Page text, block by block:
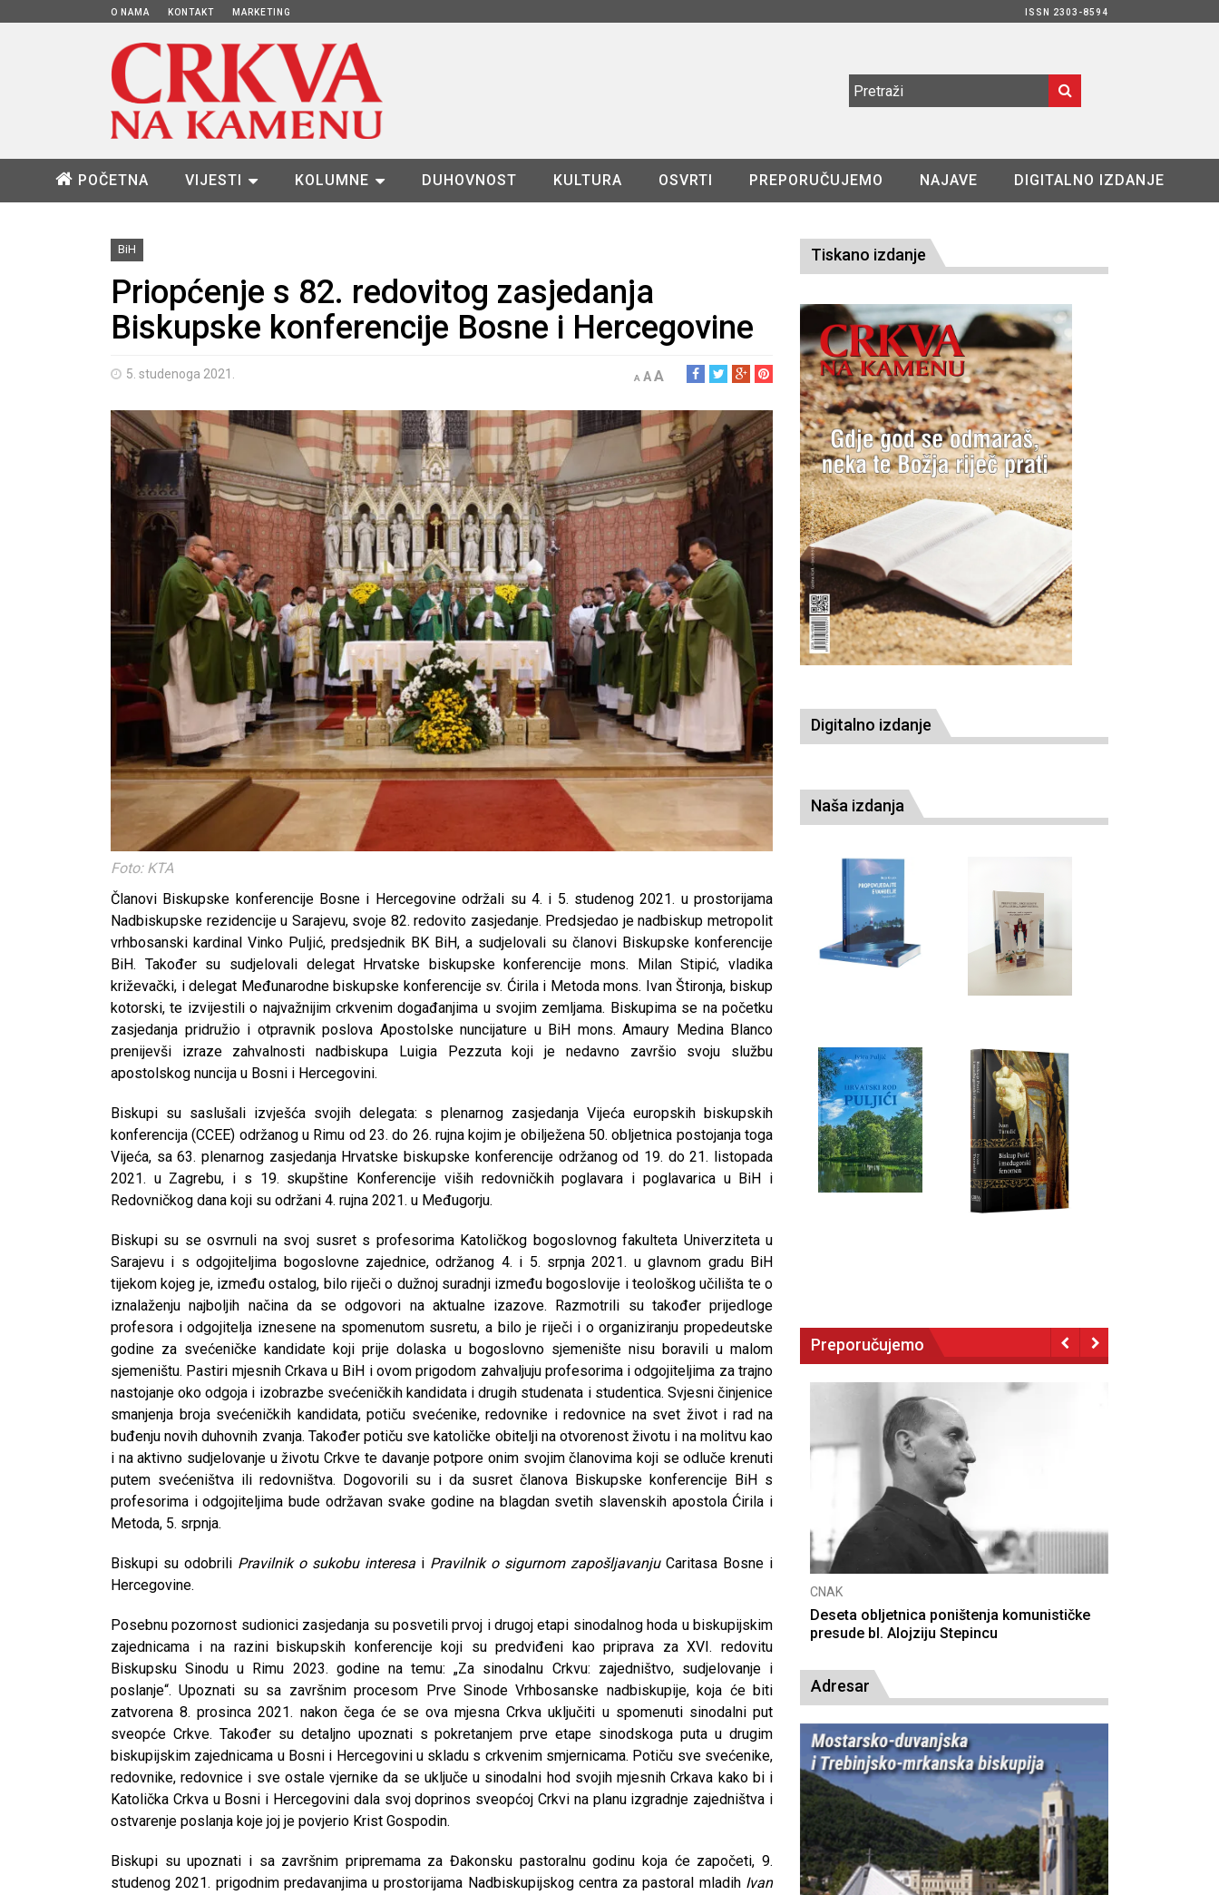
O NAMA KONTAKT MARKETING ISSN 2303-8594
POČETNA VIJESTI KOLUMNE DUHOVNOST KULTURA OSVRTI PREPORUČUJEMO NAJAVE DIGITALNO IZDANJE
BiH
Priopćenje s 82. redovitog zasjedanja
Biskupske konferencije Bosne i Hercegovine
5. studenoga 2021. A AA
Foto: KTA
Članovi Biskupske konferencije Bosne i Hercegovine održali su 4. i 5. studenog 2021. u prostorijama
Nadbiskupske rezidencije u Sarajevu, svoje 82. redovito zasjedanje. Predsjedao je nadbiskup metropolit
vrhbosanski kardinal Vinko Puljić, predsjednik BK BiH, a sudjelovali su članovi Biskupske konferencije
BiH. Također su sudjelovali delegat Hrvatske biskupske konferencije mons. Milan Stipić, vladika
križevački, i delegat Međunarodne biskupske konferencije sv. Ćirila i Metoda mons. Ivan Štironja, biskup
kotorski, te izvijestili o najvažnijim crkvenim događanjima u svojim zemljama. Biskupima se na početku
zasjedanja pridružio i otpravnik poslova Apostolske nuncijature u BiH mons. Amaury Medina Blanco
prenijevši izraze zahvalnosti nadbiskupa Luigia Pezzuta koji je nedavno završio svoju službu
apostolskog nuncija u Bosni i Hercegovini.
Biskupi su saslušali izvješća svojih delegata: s plenarnog zasjedanja Vijeća europskih biskupskih
konferencija (CCEE) održanog u Rimu od 23. do 26. rujna kojim je obilježena 50. obljetnica postojanja toga
Vijeća, sa 63. plenarnog zasjedanja Hrvatske biskupske konferencije održanog od 19. do 21. listopada
2021. u Zagrebu, i s 19. skupštine Konferencije viših redovničkih poglavara i poglavarica u BiH i
Redovničkog dana koji su održani 4. rujna 2021. u Međugorju.
Biskupi su se osvrnuli na svoj susret s profesorima Katoličkog bogoslovnog fakulteta Univerziteta u
Sarajevu i s odgojiteljima bogoslovne zajednice, održanog 4. i 5. srpnja 2021. u glavnom gradu BiH
tijekom kojeg je, između ostalog, bilo riječi o dužnoj suradnji između bogoslovije i teološkog učilišta te o
iznalaženju najboljih načina da se odgovori na aktualne izazove. Razmotrili su također prijedloge
profesora i odgojitelja iznesene na spomenutom susretu, a bilo je riječi i o organiziranju propedeutske
godine za svećeničke kandidate koji prije dolaska u bogoslovno sjemenište nisu boravili u malom
sjemeništu. Pastiri mjesnih Crkava u BiH i ovom prigodom zahvaljuju profesorima i odgojiteljima za trajno
nastojanje oko odgoja i izobrazbe svećeničkih kandidata i drugih studenata i studentica. Svjesni činjenice
smanjenja broja svećeničkih kandidata, potiču svećenike, redovnike i redovnice na svet život i rad na
buđenju novih duhovnih zvanja. Također potiču sve katoličke obitelji na otvorenost životu i na molitvu kao
i na aktivno sudjelovanje u životu Crkve te davanje potpore onim svojim članovima koji se odluče krenuti
putem svećeništva ili redovništva. Dogovorili su i da susret članova Biskupske konferencije BiH s
profesorima i odgojiteljima bude održavan svake godine na blagdan svetih slavenskih apostola Ćirila i
Metoda, 5. srpnja.
Biskupi su odobrili Pravilnik o sukobu interesa i Pravilnik o sigurnom zapošljavanjuCaritasa Bosne i
Hercegovine.
Posebnu pozornost sudionici zasjedanja su posvetili prvoj i drugoj etapi sinodalnog hoda u biskupijskim
zajednicama i na razini biskupskih konferencije koji su predviđeni kao priprava za XVI. redovitu
Biskupsku Sinodu u Rimu 2023. godine na temu: „Za sinodalnu Crkvu: zajedništvo, sudjelovanje i
poslanje“. Upoznati su sa završnim procesom Prve Sinode Vrhbosanske nadbiskupije, koja će biti
zatvorena 8. prosinca 2021. nakon čega će se ova mjesna Crkva uključiti u spomenuti sinodalni put
sveopće Crkve. Također su detaljno upoznati s pokretanjem prve etape sinodskoga puta u drugim
biskupijskim zajednicama u Bosni i Hercegovini u skladu s crkvenim smjernicama. Potiču sve svećenike,
redovnike, redovnice i sve ostale vjernike da se uključe u sinodalni hod svojih mjesnih Crkava kako bi i
Katolička Crkva u Bosni i Hercegovini dala svoj doprinos sveopćoj Crkvi na planu izgradnje zajedništva i
ostvarenje poslanja koje joj je povjerio Krist Gospodin.
Biskupi su upoznati i sa završnim pripremama za Đakonsku pastoralnu godinu koja će započeti, 9.
studenog 2021. prigodnim predavanjima u prostorijama Nadbiskupijskog centra za pastoral mladih Ivan
Tiskano izdanje
Digitalno izdanje
Naša izdanja
Preporučujemo
CNAK
Kad se nasilje pretvara u optužnicu Smrtovdan nadbiskupa Petra Čule
CNAK
Deseta obljetnica poništenja komunističke
presude bl. Alojziju Stepincu
Adresar